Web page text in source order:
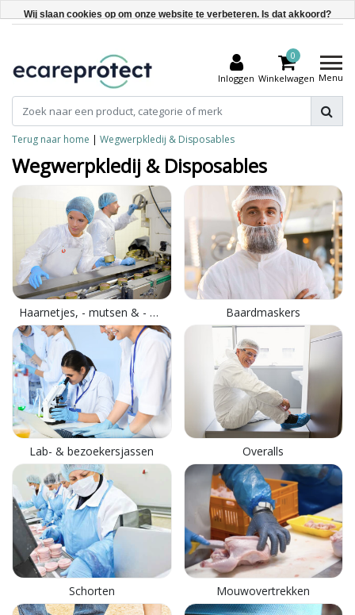
Inloggen
0
Winkelwagen Menu
Terug naar home | Wegwerpkledij & Disposables
Wegwerpkledij & Disposables
Haarnetjes, - mutsen & - petten Baardmaskers
Lab- & bezoekersjassen Overalls
Schorten Mouwovertrekken
Wij slaan cookies op om onze website te verbeteren. Is dat akkoord?